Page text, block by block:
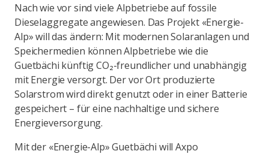
Nach wie vor sind viele Alpbetriebe auf fossile
Dieselaggregate angewiesen. Das Projekt «Energie-
Alp» will das ändern: Mit modernen Solaranlagen und
Speichermedien können Alpbetriebe wie die
Guetbächi künftig CO₂-freundlicher und unabhängig
mit Energie versorgt. Der vor Ort produzierte
Solarstrom wird direkt genutzt oder in einer Batterie
gespeichert – für eine nachhaltige und sichere
Energieversorgung.
Mit der «Energie-Alp» Guetbächi will Axpo